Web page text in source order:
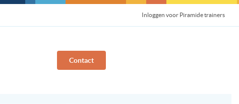
Inloggen voor Piramide trainers
Contact